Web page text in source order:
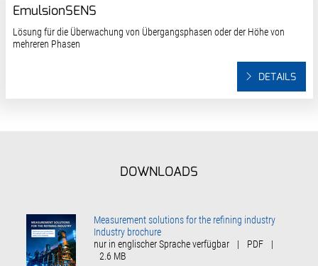
EmulsionSENS
Lösung für die Überwachung von Übergangsphasen oder der Höhe von
mehreren Phasen
DETAILS
DOWNLOADS
Measurement solutions for the refining industry
Industry brochure
nur in englischer Sprache verfügbar
| PDF
|
2.6 MB